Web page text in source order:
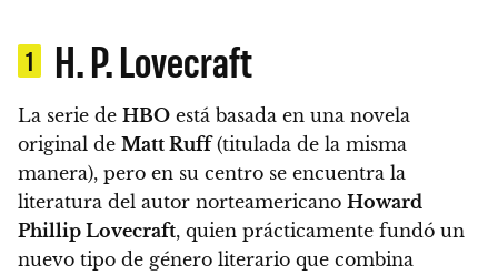
1 H. P. Lovecraft
La serie de HBO está basada en una novela
original de Matt Ruff(titulada de la misma
manera), pero en su centro se encuentra la
literatura del autor norteamericano Howard
Phillip Lovecraft, quien prácticamente fundó un
nuevo tipo de género literario que combina